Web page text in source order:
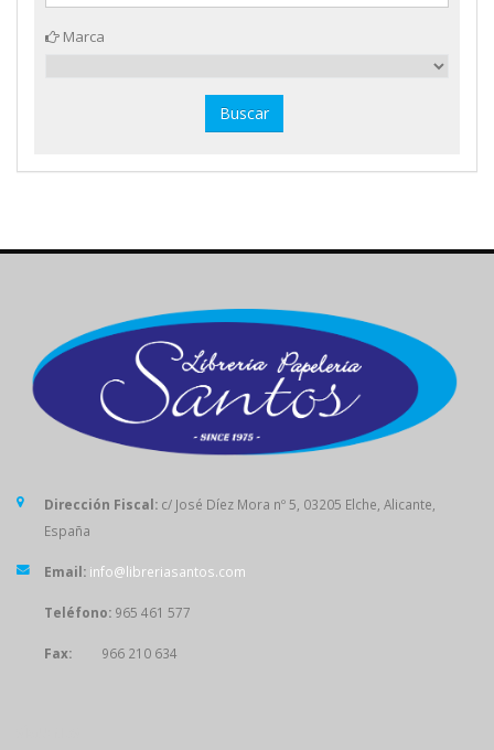
Marca
Dirección Fiscal: c/ José Díez Mora nº 5, 03205 Elche, Alicante,
España
Email: info@libreriasantos.com
Teléfono: 965 461 577
Fax: 966 210 634